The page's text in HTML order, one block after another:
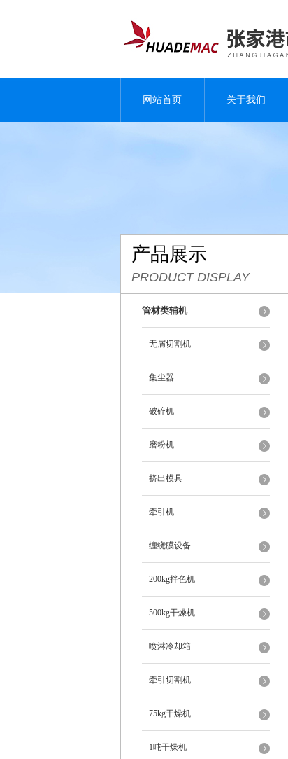
网站首页 关于我们
产品展示
PRODUCT DISPLAY
管材类辅机
无屑切割机
集尘器
破碎机
磨粉机
挤出模具
牵引机
缠绕膜设备
200kg拌色机
500kg干燥机
喷淋冷却箱
牵引切割机
75kg干燥机
1吨干燥机